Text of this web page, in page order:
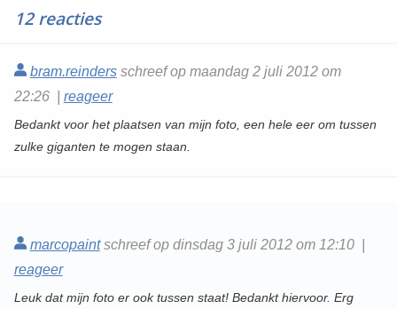
12 reacties
bram.reindersschreef op maandag 2 juli 2012 om
22:26 | reageer
Bedankt voor het plaatsen van mijn foto, een hele eer om tussen
zulke giganten te mogen staan.
marcopaintschreef op dinsdag 3 juli 2012 om 12:10 |
reageer
Leuk dat mijn foto er ook tussen staat! Bedankt hiervoor. Erg